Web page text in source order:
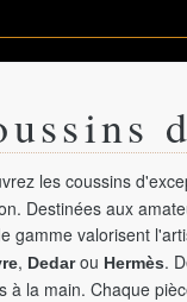
les coussins
Destinées aux
gamme valorisent
, Dedarou Hermès.
à la main. Chaque